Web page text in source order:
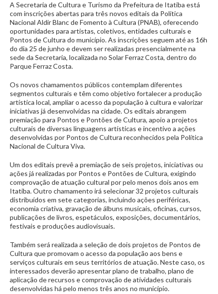
A Secretaria de Cultura e Turismo da Prefeitura de Itatiba está
com inscrições abertas para três novos editais da Política
Nacional Aldir Blanc de Fomento à Cultura (PNAB), oferecendo
oportunidades para artistas, coletivos, entidades culturais e
Pontos de Cultura do município. As inscrições seguem até as 16h
do dia 25 de junho e devem ser realizadas presencialmente na
sede da Secretaria, localizada no Solar Ferraz Costa, dentro do
Parque Ferraz Costa.
Os novos chamamentos públicos contemplam diferentes
segmentos culturais e têm como objetivo fortalecer a produção
artística local, ampliar o acesso da população à cultura e valorizar
iniciativas já desenvolvidas na cidade. Os editais abrangem
premiação para Pontos e Pontões de Cultura, apoio a projetos
culturais de diversas linguagens artísticas e incentivo a ações
desenvolvidas por Pontos de Cultura reconhecidos pela Política
Nacional de Cultura Viva.
Um dos editais prevê a premiação de seis projetos, iniciativas ou
ações já realizadas por Pontos e Pontões de Cultura, exigindo
comprovação de atuação cultural por pelo menos dois anos em
Itatiba. Outro chamamento irá selecionar 32 projetos culturais
distribuídos em sete categorias, incluindo ações periféricas,
economia criativa, gravação de álbuns musicais, oficinas, cursos,
publicações de livros, espetáculos, exposições, documentários,
festivais e produções audiovisuais.
Também será realizada a seleção de dois projetos de Pontos de
Cultura que promovam o acesso da população aos bens e
serviços culturais em seus territórios de atuação. Neste caso, os
interessados deverão apresentar plano de trabalho, plano de
aplicação de recursos e comprovação de atividades culturais
desenvolvidas há pelo menos três anos no município.